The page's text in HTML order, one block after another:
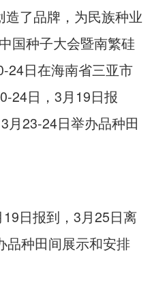
了品牌，为民族种业
国种子大会暨南繁硅
24日在海南省三亚市
24日，3月19日报
月23-24日举办品种田
日报到，3月25日离
品种田间展示和安排